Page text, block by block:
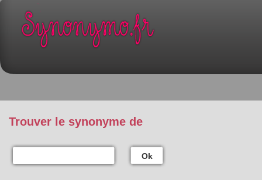
Trouver le synonyme de
Ok